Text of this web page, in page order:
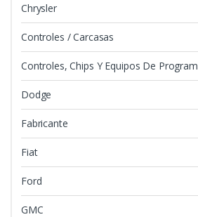
Chrysler
Controles / Carcasas
Controles, Chips Y Equipos De
Dodge
Fabricante
Fiat
Ford
GMC